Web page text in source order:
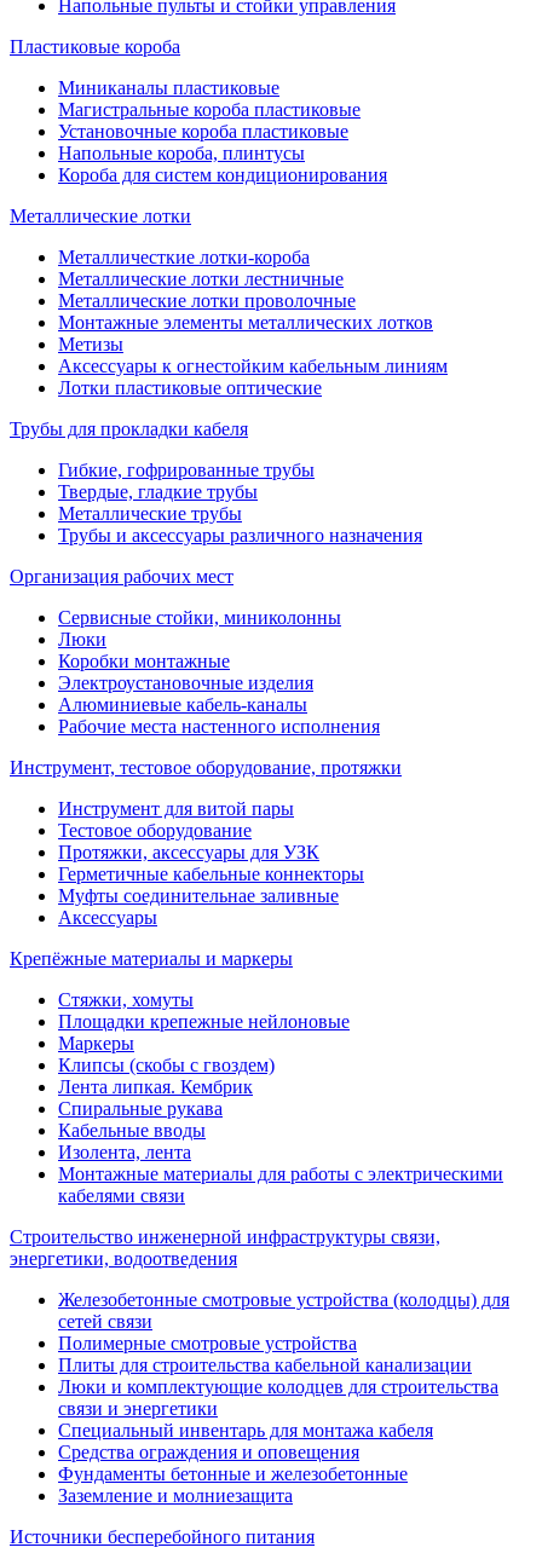
Напольные пульты и стойки управления
Пластиковые короба
Миниканалы пластиковые
Магистральные короба пластиковые
Установочные короба пластиковые
Напольные короба, плинтусы
Короба для систем кондиционирования
Металлические лотки
Металличесткие лотки-короба
Металлические лотки лестничные
Металлические лотки проволочные
Монтажные элементы металлических лотков
Метизы
Аксессуары к огнестойким кабельным линиям
Лотки пластиковые оптические
Трубы для прокладки кабеля
Гибкие, гофрированные трубы
Твердые, гладкие трубы
Металлические трубы
Трубы и аксессуары различного назначения
Организация рабочих мест
Сервисные стойки, миниколонны
Люки
Коробки монтажные
Электроустановочные изделия
Алюминиевые кабель-каналы
Рабочие места настенного исполнения
Инструмент, тестовое оборудование, протяжки
Инструмент для витой пары
Тестовое оборудование
Протяжки, аксессуары для УЗК
Герметичные кабельные коннекторы
Муфты соединительнае заливные
Аксессуары
Крепёжные материалы и маркеры
Стяжки, хомуты
Площадки крепежные нейлоновые
Маркеры
Клипсы (скобы с гвоздем)
Лента липкая. Кембрик
Спиральные рукава
Кабельные вводы
Изолента, лента
Монтажные материалы для работы с электрическими
кабелями связи
Строительство инженерной инфраструктуры связи,
энергетики, водоотведения
Железобетонные смотровые устройства (колодцы) для
сетей связи
Полимерные смотровые устройства
Плиты для строительства кабельной канализации
Люки и комплектующие колодцев для строительства
связи и энергетики
Специальный инвентарь для монтажа кабеля
Средства ограждения и оповещения
Фундаменты бетонные и железобетонные
Заземление и молниезащита
Источники бесперебойного питания